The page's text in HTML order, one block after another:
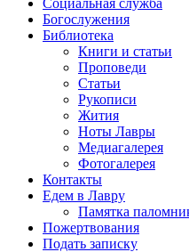
Социальная служба
Богослужения
Библиотека
Книги и статьи
Проповеди
Статьи
Рукописи
Жития
Ноты Лавры
Медиагалерея
Фотогалерея
Контакты
Едем в Лавру
Памятка
Пожертвования
Подать записку